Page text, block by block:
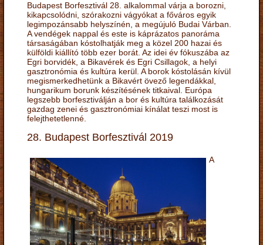
Budapest Borfesztivál 28. alkalommal várja a borozni,
kikapcsolódni, szórakozni vágyókat a főváros egyik
legimpozánsabb helyszínén, a megújuló Budai Várban.
A vendégek nappal és este is káprázatos panoráma
társaságában kóstolhatják meg a közel 200 hazai és
külföldi kiállító több ezer borát. Az idei év fókuszába az
Egri borvidék, a Bikavérek és Egri Csillagok, a helyi
gasztronómia és kultúra kerül. A borok kóstolásán kívül
megismerkedhetünk a Bikavért övező legendákkal,
hungarikum borunk készítésének titkaival. Európa
legszebb borfesztiválján a bor és kultúra találkozását
gazdag zenei és gasztronómiai kínálat teszi most is
felejthetetlenné.
28. Budapest Borfesztivál 2019
A